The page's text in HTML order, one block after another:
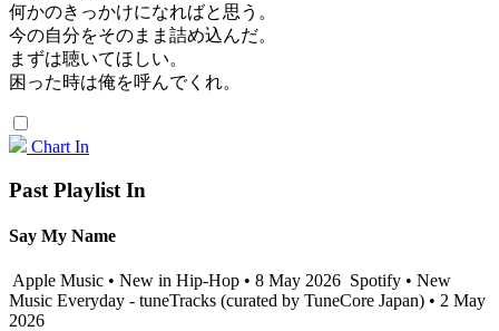
何かのきっかけになればと思う。
今の自分をそのまま詰め込んだ。
まずは聴いてほしい。
困った時は俺を呼んでくれ。
Chart In
Past Playlist In
Say My Name
Apple Music • New in Hip-Hop • 8 May 2026 Spotify • New
Music Everyday - tuneTracks (curated by TuneCore Japan) • 2 May
2026